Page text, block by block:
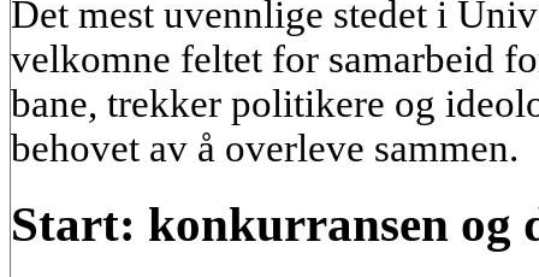
Det mest uvennlige stedet i
velkomne feltet for samarbeid
bane, trekker politikere og
behovet av å overleve sammen.
Start: konkurransen og